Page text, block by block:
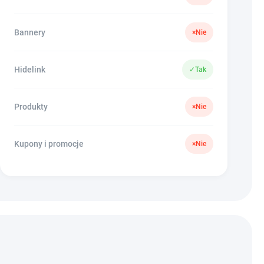
Bannery ×Nie
Hidelink ✓Tak
Produkty ×Nie
Kupony i promocje ×Nie